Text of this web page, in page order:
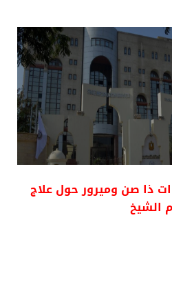
ذا صن وميرور حول علاج
الشيخ